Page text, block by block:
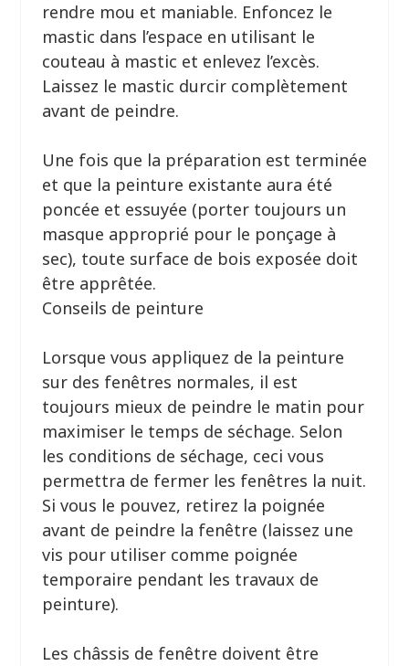
rendre mou et maniable. Enfoncez le
mastic dans l’espace en utilisant le
couteau à mastic et enlevez l’excès.
Laissez le mastic durcir complètement
avant de peindre.
Une fois que la préparation est terminée
et que la peinture existante aura été
poncée et essuyée (porter toujours un
masque approprié pour le ponçage à
sec), toute surface de bois exposée doit
être apprêtée.
Conseils de peinture
Lorsque vous appliquez de la peinture
sur des fenêtres normales, il est
toujours mieux de peindre le matin pour
maximiser le temps de séchage. Selon
les conditions de séchage, ceci vous
permettra de fermer les fenêtres la nuit.
Si vous le pouvez, retirez la poignée
avant de peindre la fenêtre (laissez une
vis pour utiliser comme poignée
temporaire pendant les travaux de
peinture).
Les châssis de fenêtre doivent être